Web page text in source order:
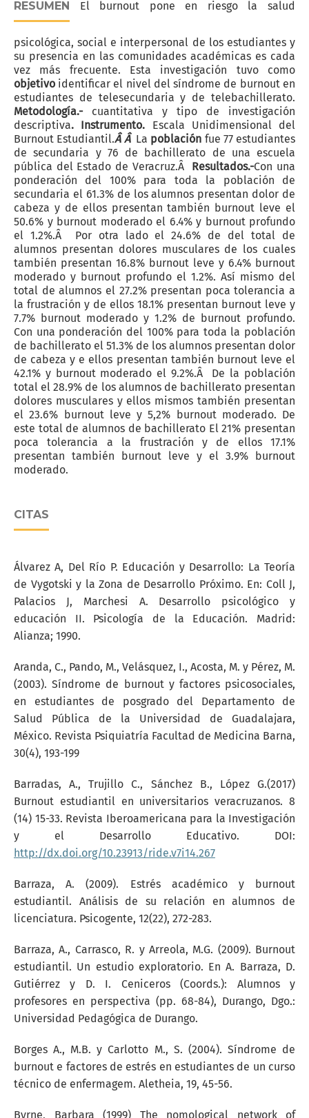
RESUMEN El burnout pone en riesgo la salud
psicológica, social e interpersonal de los estudiantes y
su presencia en las comunidades académicas es cada
vez más frecuente. Esta investigación tuvo como
objetivo identificar el nivel del síndrome de burnout en
estudiantes de telesecundaria y de telebachillerato.
Metodología.-cuantitativa y tipo de investigación
descriptiva. Instrumento. Escala Unidimensional del
Burnout Estudiantil.Â Â La población fue 77 estudiantes
de secundaria y 76 de bachillerato de una escuela
pública del Estado de Veracruz.Â Resultados.-Con una
ponderación del 100% para toda la población de
secundaria el 61.3% de los alumnos presentan dolor de
cabeza y de ellos presentan también burnout leve el
50.6% y burnout moderado el 6.4% y burnout profundo
el 1.2%.Â Por otra lado el 24.6% de del total de
alumnos presentan dolores musculares de los cuales
también presentan 16.8% burnout leve y 6.4% burnout
moderado y burnout profundo el 1.2%. Así mismo del
total de alumnos el 27.2% presentan poca tolerancia a
la frustración y de ellos 18.1% presentan burnout leve y
7.7% burnout moderado y 1.2% de burnout profundo.
Con una ponderación del 100% para toda la población
de bachillerato el 51.3% de los alumnos presentan dolor
de cabeza y e ellos presentan también burnout leve el
42.1% y burnout moderado el 9.2%.Â De la población
total el 28.9% de los alumnos de bachillerato presentan
dolores musculares y ellos mismos también presentan
el 23.6% burnout leve y 5,2% burnout moderado. De
este total de alumnos de bachillerato El 21% presentan
poca tolerancia a la frustración y de ellos 17.1%
presentan también burnout leve y el 3.9% burnout
moderado.
CITAS
Álvarez A, Del Río P. Educación y Desarrollo: La Teoría
de Vygotski y la Zona de Desarrollo Próximo. En: Coll J,
Palacios J, Marchesi A. Desarrollo psicológico y
educación II. Psicología de la Educación. Madrid:
Alianza; 1990.
Aranda, C., Pando, M., Velásquez, I., Acosta, M. y Pérez, M.
(2003). Síndrome de burnout y factores psicosociales,
en estudiantes de posgrado del Departamento de
Salud Pública de la Universidad de Guadalajara,
México. Revista Psiquiatría Facultad de Medicina Barna,
30(4), 193-199
Barradas, A., Trujillo C., Sánchez B., López G.(2017)
Burnout estudiantil en universitarios veracruzanos. 8
(14) 15-33. Revista Iberoamericana para la Investigación
y el Desarrollo Educativo. DOI:
http://dx.doi.org/10.23913/ride.v7i14.267
Barraza, A. (2009). Estrés académico y burnout
estudiantil. Análisis de su relación en alumnos de
licenciatura. Psicogente, 12(22), 272-283.
Barraza, A., Carrasco, R. y Arreola, M.G. (2009). Burnout
estudiantil. Un estudio exploratorio. En A. Barraza, D.
Gutiérrez y D. I. Ceniceros (Coords.): Alumnos y
profesores en perspectiva (pp. 68-84), Durango, Dgo.:
Universidad Pedagógica de Durango.
Borges A., M.B. y Carlotto M., S. (2004). Síndrome de
burnout e factores de estrés en estudiantes de un curso
técnico de enfermagem. Aletheia, 19, 45-56.
Byrne, Barbara (1999) The nomological network of